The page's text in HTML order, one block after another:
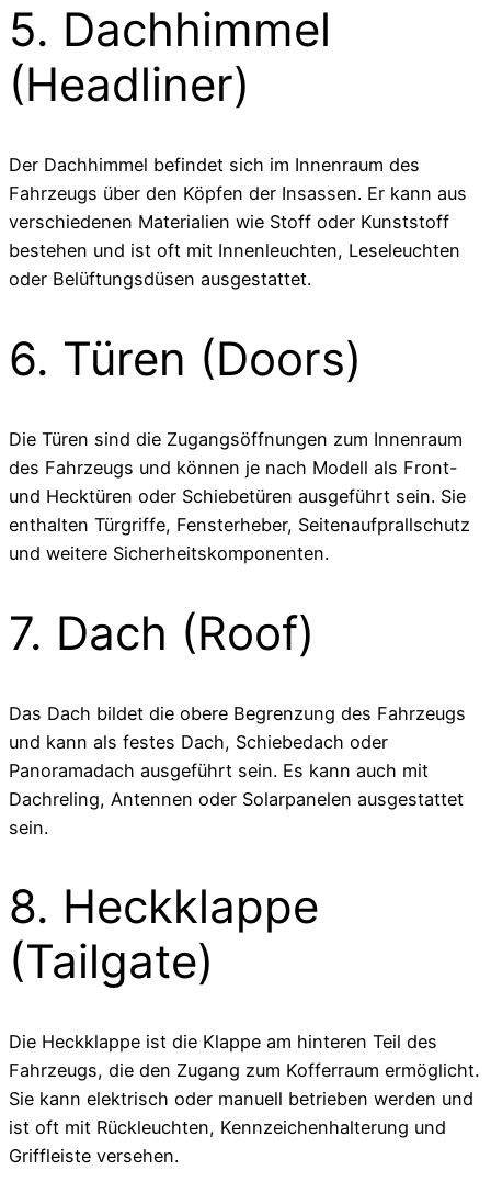
5. Dachhimmel
(Headliner)
Der Dachhimmel befindet sich im Innenraum des
Fahrzeugs über den Köpfen der Insassen. Er kann aus
verschiedenen Materialien wie Stoff oder Kunststoff
bestehen und ist oft mit Innenleuchten, Leseleuchten
oder Belüftungsdüsen ausgestattet.
6. Türen (Doors)
Die Türen sind die Zugangsöffnungen zum Innenraum
des Fahrzeugs und können je nach Modell als Front-
und Hecktüren oder Schiebetüren ausgeführt sein. Sie
enthalten Türgriffe, Fensterheber, Seitenaufprallschutz
und weitere Sicherheitskomponenten.
7. Dach (Roof)
Das Dach bildet die obere Begrenzung des Fahrzeugs
und kann als festes Dach, Schiebedach oder
Panoramadach ausgeführt sein. Es kann auch mit
Dachreling, Antennen oder Solarpanelen ausgestattet
sein.
8. Heckklappe
(Tailgate)
Die Heckklappe ist die Klappe am hinteren Teil des
Fahrzeugs, die den Zugang zum Kofferraum ermöglicht.
Sie kann elektrisch oder manuell betrieben werden und
ist oft mit Rückleuchten, Kennzeichenhalterung und
Griffleiste versehen.